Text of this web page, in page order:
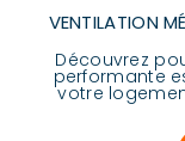
VENTILATION
Découvrez
performante
votre